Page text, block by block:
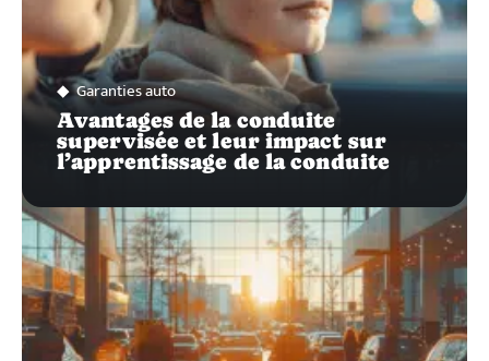
Garanties auto
Avantages de la conduite
supervisée et leur impact sur
l’apprentissage de la conduite